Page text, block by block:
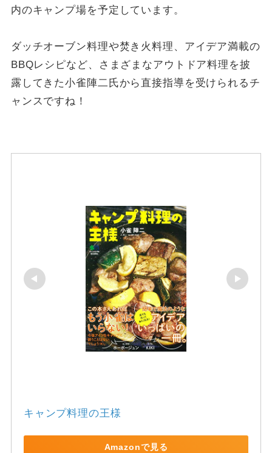
内のキャンプ場を予定しています。
ダッチオーブン料理や焚き火料理、アイデア満載の
BBQレシピなど、さまざまなアウトドア料理を披
露してきた小雀陣二氏から直接指導を受けられるチ
ャンスですね！
キャンプ料理の王様
Amazonで見る